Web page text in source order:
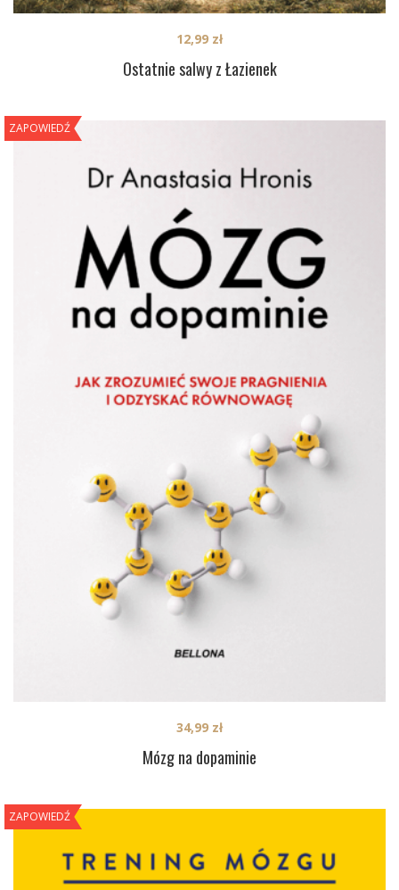
Ostatnie salwy z Łazienek
12,99 zł
ZAPOWIEDŹ
Mózg na dopaminie
34,99 zł
ZAPOWIEDŹ